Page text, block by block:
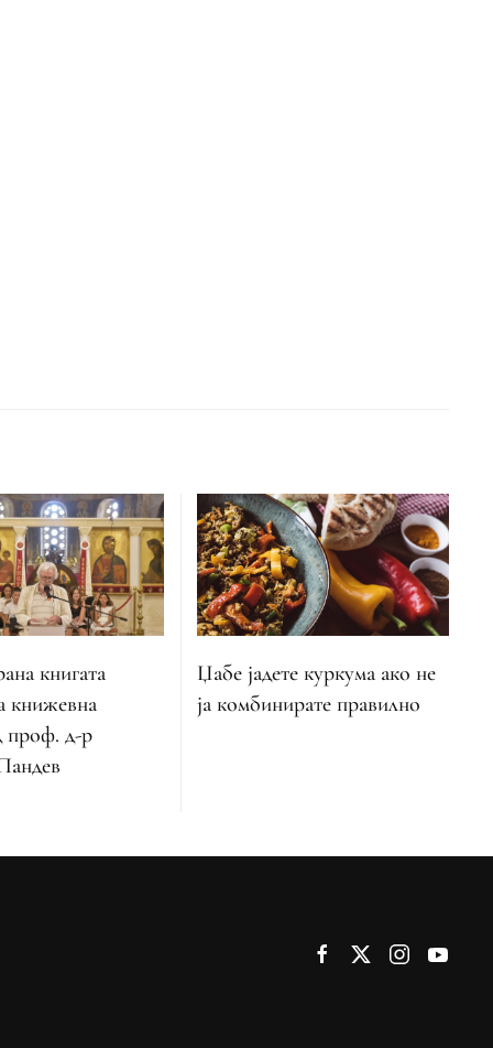
книгата
книжевна
проф. д-р
Џабе јадете куркума ако не
ја комбинирате правилно